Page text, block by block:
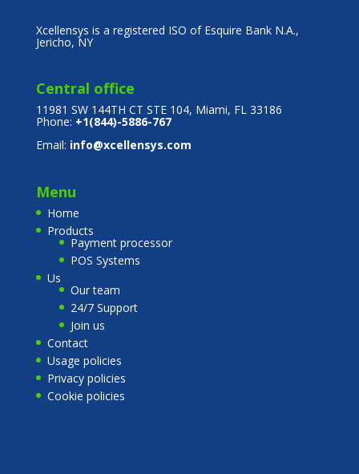
Xcellensys is a registered ISO of Esquire Bank N.A.,
Jericho, NY
Central office
11981 SW 144TH CT STE 104, Miami, FL 33186
Phone: +1(844)-5886-767
Email: info@xcellensys.com
Menu
Home
Products
Payment processor
POS Systems
Us
Our team
24/7 Support
Join us
Contact
Usage policies
Privacy policies
Cookie policies